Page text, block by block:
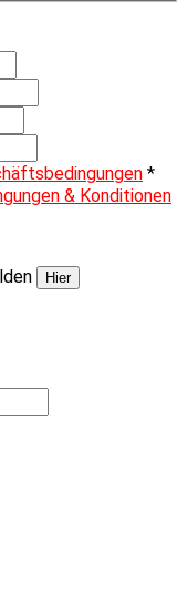
*
& Konditionen
Hier